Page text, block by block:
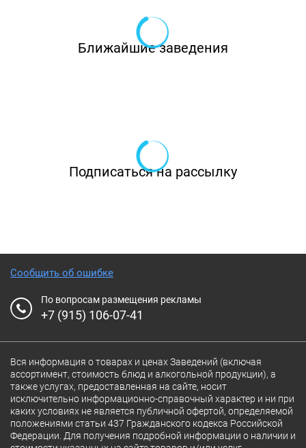
Ближайшие заведения
Подписаться на рассылку
Сообщить об ошибке
По вопросам размещения рекламы
+7 (915) 106-07-41
Вся информация о товарах и ценах Заведений (включая
ассортимент, стоимость блюд и алкогольной продукции), а
также услугах, предоставленная на сайте, носит
исключительно информационно-справочный характер и ни при
каких условиях не является публичной офертой, определяемой
положениями статьи 437 Гражданского кодекса Российской
Федерации. Для получения подробной информации о наличии и